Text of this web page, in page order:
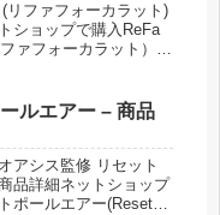
リファフォーカラット)
ショップで購入ReFa
ァフォーカラット）
イス)...
ルエアー – 商品
アシス監修 リセット
品詳細ネットショップ
ポールエアー(Reset